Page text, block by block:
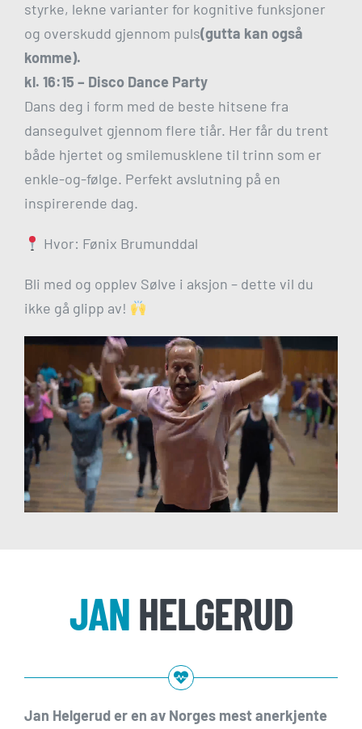
styrke, lekne varianter for kognitive funksjoner
og overskudd gjennom puls(gutta kan også
komme).
kl. 16:15 – Disco Dance Party
Dans deg i form med de beste hitsene fra
dansegulvet gjennom flere tiår. Her får du trent
både hjertet og smilemusklene til trinn som er
enkle-og-følge. Perfekt avslutning på en
inspirerende dag.
Hvor: Fønix Brumunddal
Bli med og opplev Sølve i aksjon – dette vil du
ikke gå glipp av!
JAN HELGERUD
Jan Helgerud er en av Norges mest anerkjente